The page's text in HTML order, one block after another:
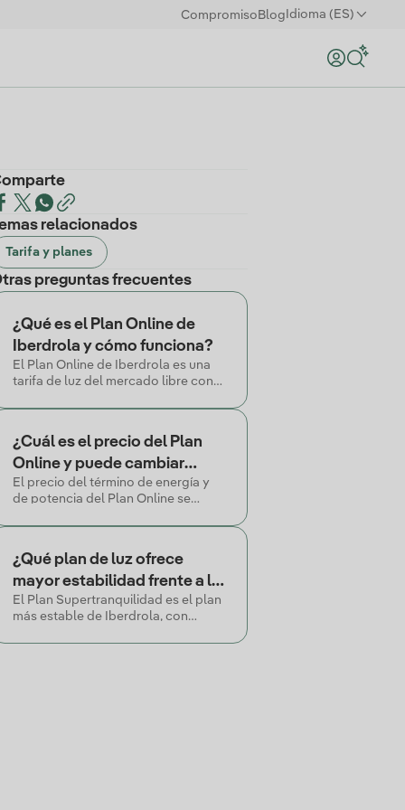
Compromiso Blog Idioma (ES)
relacionados
Tarifa y planes
preguntas frecuentes
¿Qué es el Plan Online de
Iberdrola y cómo funciona?
El Plan Online de Iberdrola es una
tarifa de luz del mercado libre con
¿Cuál es el precio del Plan
Online y puede cambiar
durante el contrato?
El precio del término de energía y
de potencia del Plan Online se
¿Qué plan de luz ofrece
mayor estabilidad frente a la
volatilidad del mercado
eléctrico?
El Plan Supertranquilidad es el plan
más estable de Iberdrola, con